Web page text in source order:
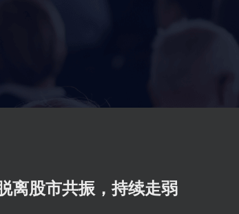
离股市共振，持续走弱